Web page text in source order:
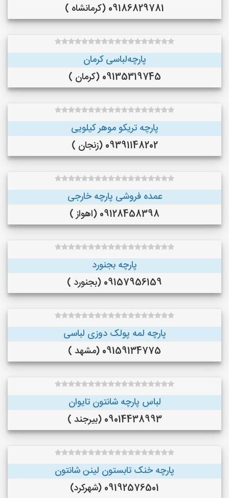
09186829781 (کرمانشاه )
پارچه‌لباسی کرمان
09135319745 (کرمان )
پارچه تریکو موهر کیلویی
09391148202 (زنجان )
عمده فروشی پارچه خارجی
09128458398 (اهواز )
پارچه بجنورد
09157956159 (بجنورد )
پارچه لمه پولک دوزی لباسی
09159134775 (مشهد )
لباس پارچه شانتون تایوان
09014438993 (بیرجند )
پارچه خنک تابستون لینن شانتون
09192576501 (شهرکرد)